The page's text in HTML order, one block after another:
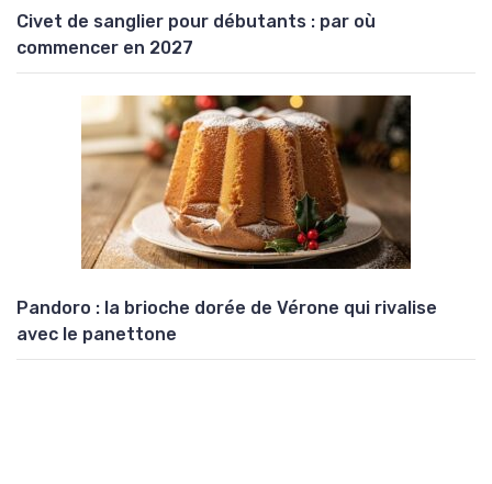
Civet de sanglier pour débutants : par où
commencer en 2027
Pandoro : la brioche dorée de Vérone qui rivalise
avec le panettone